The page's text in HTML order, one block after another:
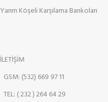
Yarım Köşeli Karşılama Bankoları
İLETİŞİM
GSM: (532) 669 97 11
TEL: ( 232 ) 264 64 29